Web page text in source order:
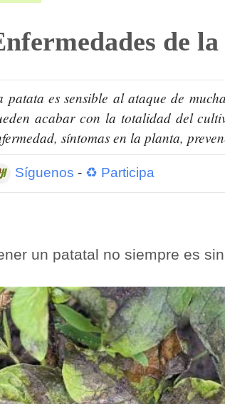
de
patata es sensible al ataque de
acabar con la totalidad del
síntomas en la planta,
Síguenos - ♻ Participa
un patatal no siempre es